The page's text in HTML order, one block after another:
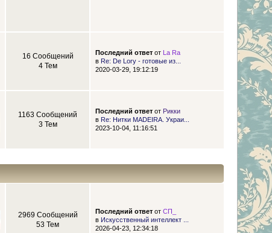
16 Сообщений
4 Тем
Последний ответот
La Ra
в Re: De Lory - готовые из...
2020-03-29, 19:12:19
1163 Сообщений
3 Тем
Последний ответот Рикки
в Re: Нитки MADEIRA. Украи...
2023-10-04, 11:16:51
2969 Сообщений
53 Тем
Последний ответот СП_
в Искусственный интеллект ...
2026-04-23, 12:34:18